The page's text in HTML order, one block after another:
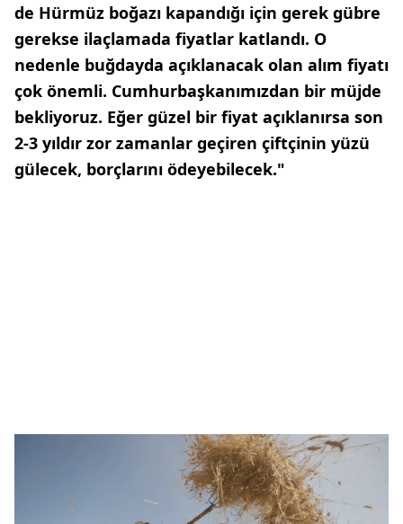
de Hürmüz boğazı kapandığı için gerek gübre
gerekse ilaçlamada fiyatlar katlandı. O
nedenle buğdayda açıklanacak olan alım fiyatı
çok önemli. Cumhurbaşkanımızdan bir müjde
bekliyoruz. Eğer güzel bir fiyat açıklanırsa son
2-3 yıldır zor zamanlar geçiren çiftçinin yüzü
gülecek, borçlarını ödeyebilecek."